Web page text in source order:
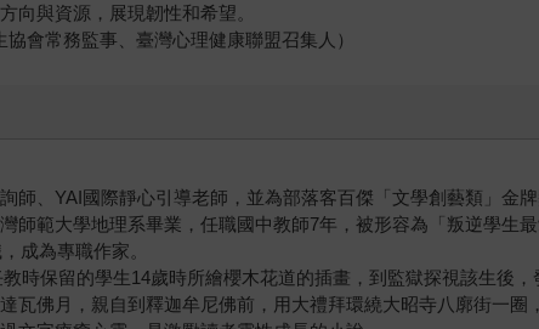
向與資源，展現韌性和希望。
會常務監事、臺灣心理健康聯盟召集人）
師、YAI國際靜心引導老師，並為部落客百傑「文學創藝類」金牌
師範大學地理系畢業，任職國中教師7年，被形容為「叛逆學生
成為專職作家。
時保留的學生14歲時所繪櫻木花道的插畫，到監獄探視該生後
瓦佛月，親自到釋迦牟尼佛前，用大禮拜環繞大昭寺八廓街一